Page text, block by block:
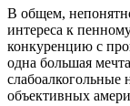
В общем,
интереса к
конкуренцию с
одна большая
слабоалкогольные
объективных